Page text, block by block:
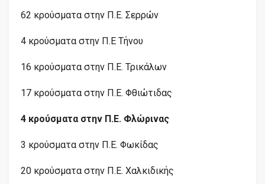
62 κρούσματα στην Π.Ε. Σερρών
4 κρούσματα στην Π.Ε Τήνου
16 κρούσματα στην Π.Ε. Τρικάλων
17 κρούσματα στην Π.Ε. Φθιώτιδας
4 κρούσματα στην Π.Ε. Φλώρινας
3 κρούσματα στην Π.Ε. Φωκίδας
20 κρούσματα στην Π.Ε. Χαλκιδικής